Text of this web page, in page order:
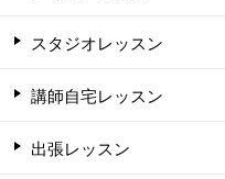
スタジオレッスン
講師自宅レッスン
出張レッスン